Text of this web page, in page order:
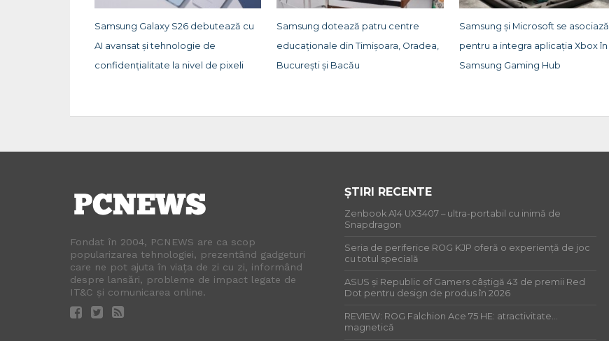
Samsung Galaxy S26 debutează cu
AI avansat și tehnologie de
confidențialitate la nivel de pixeli
Samsung dotează patru centre
educaționale din Timișoara, Oradea,
București și Bacău
Samsung și Microsoft se asociază
pentru a integra aplicația Xbox în
Samsung Gaming Hub
Fondat în 2004, PCNEWS are ca scop
popularizarea tehnologiei, prezentând gadgeturi
care ne pot ajuta în viața de zi cu zi, informând
despre lansări, probleme de impact legate de
IT&C și comunicarea online.
ȘTIRI RECENTE
Zenbook A14 UX3407 – ultra-portabil cu inimă de
Snapdragon
Seria de periferice ROG KJP oferă o experiență de joc
cu totul specială
ASUS și Republic of Gamers câștigă 43 de premii Red
Dot pentru design de produs în 2026
REVIEW: ROG Falchion Ace 75 HE: atractivitate…
magnetică